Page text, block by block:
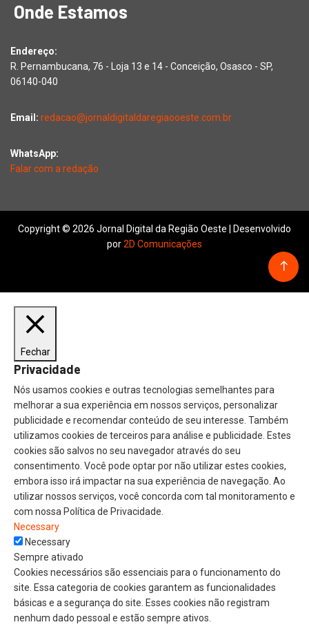
Onde Estamos
Endereço:
R. Pernambucana, 76 - Loja 13 e 14 - Conceição, Osasco - SP,
06140-040
Email: redacao@jornaldigitaldaregiaooeste.com.br
WhatsApp:
Falar com a redação
Copyright © 2026 Jornal Digital da Região Oeste | Desenvolvido
por2D Comunicações
Fechar
Privacidade
Nós usamos cookies e outras tecnologias semelhantes para
melhorar a sua experiência em nossos serviços, personalizar
publicidade e recomendar conteúdo de seu interesse. Também
utilizamos cookies de terceiros para análise e publicidade. Estes
cookies são salvos no seu navegador através do seu
consentimento. Você pode optar por não utilizar estes cookies,
embora isso irá impactar na sua experiência de navegação. Ao
utilizar nossos serviços, você concorda com tal monitoramento e
com nossa Política de Privacidade.
Necessary
Necessary
Sempre ativado
Cookies necessários são essenciais para o funcionamento do
site. Essa categoria de cookies garantem as funcionalidades
básicas e a segurança do site. Esses cookies não registram
nenhum dado pessoal e estão sempre ativos.